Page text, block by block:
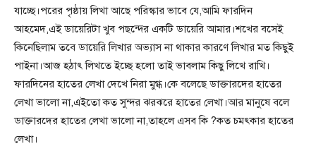
যাচ্ছে।পরের পৃষ্ঠায় লিখা আছে পরিস্কার ভাবে যে,আমি ফারদিন
আহমেদ,এই ডায়েরিটা খুব পছন্দের একটি ডায়েরি আমার।শখের বসেই
কিনেছিলাম তবে ডায়েরি লিখার অভ্যাস না থাকার কারণে লিখার মত কিছুই
পাইনা।আজ হঠাৎ লিখতে ইচ্ছে হলো তাই ভাবলাম কিছু লিখে রাখি।
ফারদিনের হাতের লেখা দেখে নিরা মুগ্ধ।কে বলেছে ডাক্তারদের হাতের
লেখা ভালো না,এইতো কত সুন্দর ঝরঝরে হাতের লেখা।আর মানুষে বলে
ডাক্তারদের হাতের লেখা ভালো না,তাহলে এসব কি ?কত চমৎকার হাতের
লেখা।